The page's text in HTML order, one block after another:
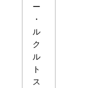
ー
・
ル
ク
ル
ト
ス